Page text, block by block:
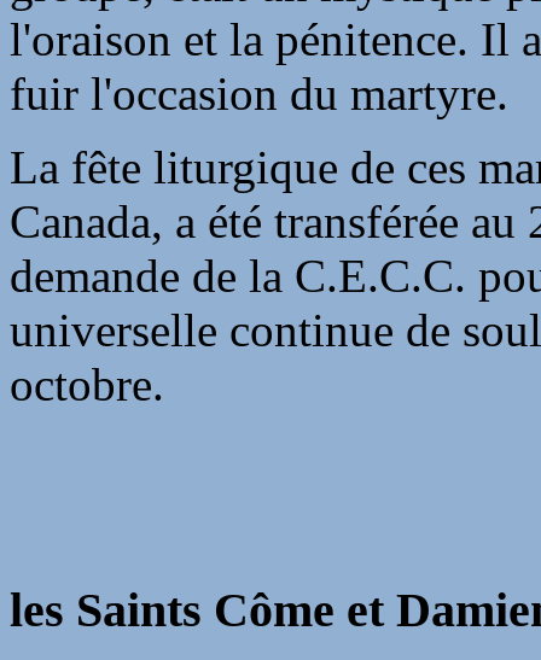
l'oraison et la pénitence. Il
fuir l'occasion du martyre.
La fête liturgique de ces
Canada, a été transférée
demande de la C.E.C.C.
universelle continue de
octobre.
les Saints Côme et